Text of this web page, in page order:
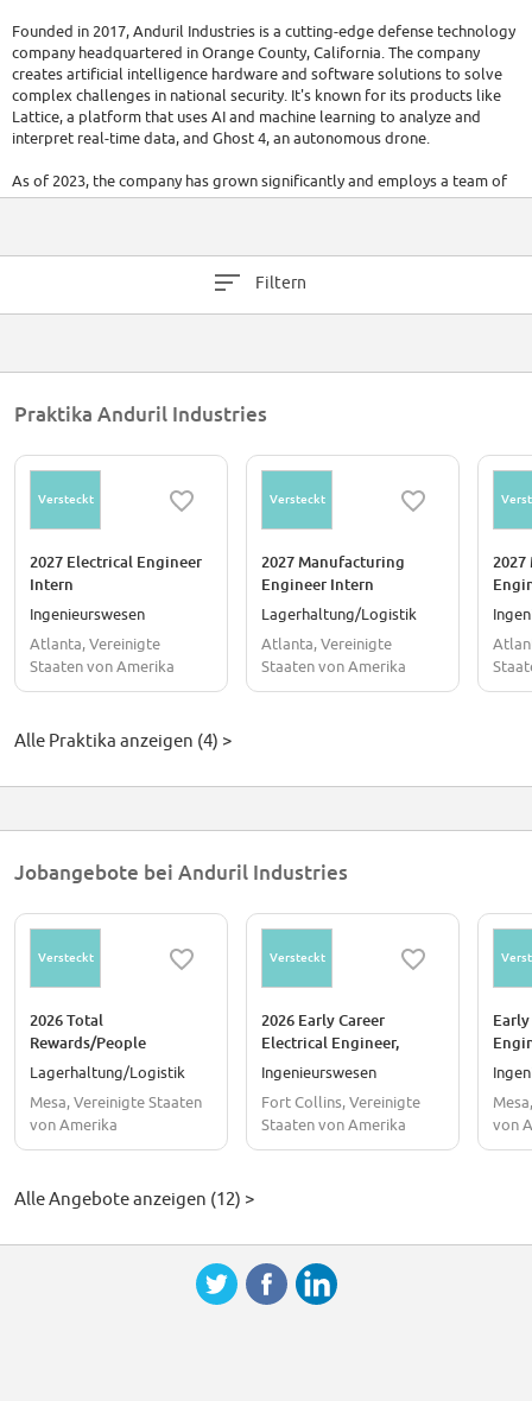
Founded in 2017, Anduril Industries is a cutting-edge defense technology
company headquartered in Orange County, California. The company
creates artificial intelligence hardware and software solutions to solve
complex challenges in national security. It's known for its products like
Lattice, a platform that uses AI and machine learning to analyze and
interpret real-time data, and Ghost 4, an autonomous drone.
As of 2023, the company has grown significantly and employs a team of
over 1,000 skilled professionals, though the exact number remains
of $2.2B in funding over 6 rounds.
Filtern
Praktika Anduril Industries
Versteckt
2027 Electrical Engineer
Intern
Ingenieurswesen
Atlanta, Vereinigte
Staaten von Amerika
Versteckt
2027 Manufacturing
Engineer Intern
Lagerhaltung/Logistik
Atlanta, Vereinigte
Staaten von Amerika
2027
Alle Praktika anzeigen (4) >
Jobangebote bei Anduril Industries
Versteckt
2026 Total
Rewards/People
Operations Specialist -
Program
Lagerhaltung/Logistik
Mesa, Vereinigte Staaten
von Amerika
Versteckt
2026 Early Career
Electrical Engineer,
Battlespace Awareness
Ingenieurswesen
Fort Collins, Vereinigte
Staaten von Amerika
von
Alle Angebote anzeigen (12) >